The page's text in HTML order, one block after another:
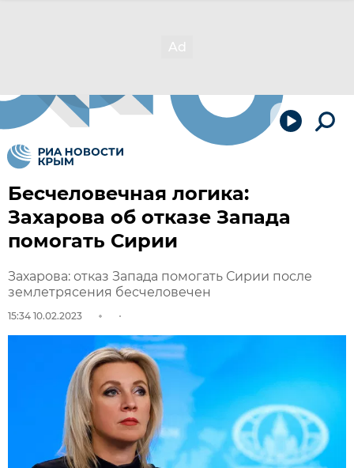
Бесчеловечная логика:
Захарова об отказе Запада
помогать Сирии
Захарова: отказ Запада помогать Сирии после
землетрясения бесчеловечен
15:34 10.02.2023